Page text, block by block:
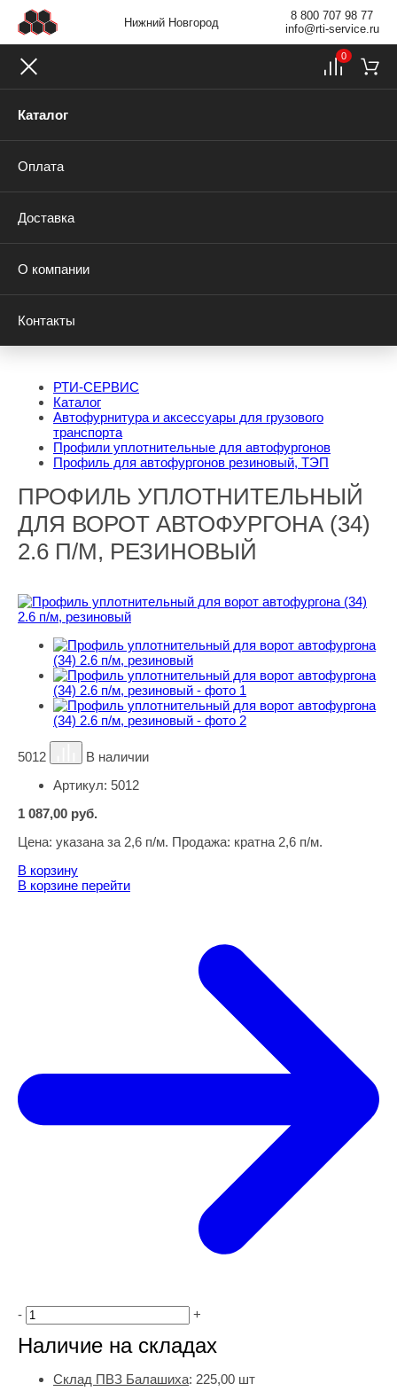
Нижний Новгород
8 800 707 98 77
info@rti-service.ru
Каталог
Оплата
Доставка
О компании
Контакты
0
РТИ-СЕРВИС
Каталог
Автофурнитура и аксессуары для грузового
транспорта
Профили уплотнительные для автофургонов
Профиль для автофургонов резиновый, ТЭП
ПРОФИЛЬ УПЛОТНИТЕЛЬНЫЙ
ДЛЯ ВОРОТ АВТОФУРГОНА (34)
2.6 П/М, РЕЗИНОВЫЙ
5012
В наличии
Артикул: 5012
1 087,00 руб.
Цена: указана за 2,6 п/м. Продажа: кратна 2,6 п/м.
В корзину
В корзине перейти
- +
Наличие на складах
Склад ПВЗ Балашиха: 225,00 шт